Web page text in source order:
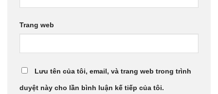
Trang web
Lưu tên của tôi, email, và trang web trong trình
duyệt này cho lần bình luận kế tiếp của tôi.